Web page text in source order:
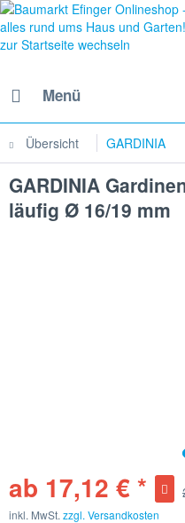
Menü
Übersicht GARDINIA
GARDINIA
läufig Ø 16/19 mm
ab 17,12 € *
inkl. MwSt. zzgl. Versandkosten